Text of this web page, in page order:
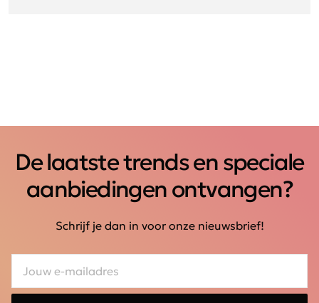
De laatste trends en speciale
aanbiedingen ontvangen?
Schrijf je dan in voor onze nieuwsbrief!